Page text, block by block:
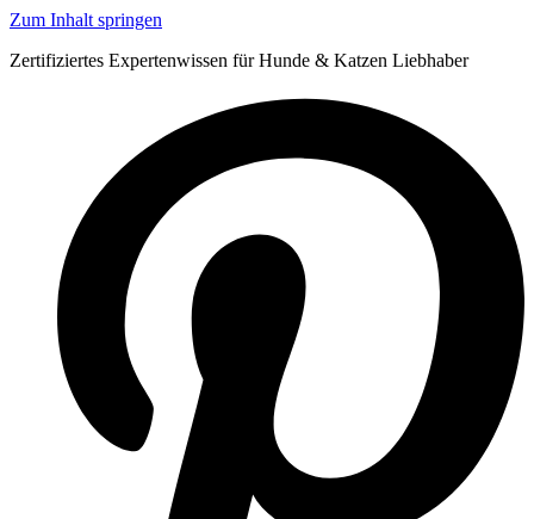
Zum Inhalt springen
Zertifiziertes Expertenwissen für Hunde & Katzen Liebhaber